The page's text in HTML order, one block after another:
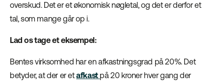
overskud. Det er et økonomisk nøgletal, og det er derfor et
tal, som mange går op i.
Lad os tage et eksempel:
Bentes virksomhed har en afkastningsgrad på 20%. Det
betyder, at der er etafkastpå 20 kroner hver gang der